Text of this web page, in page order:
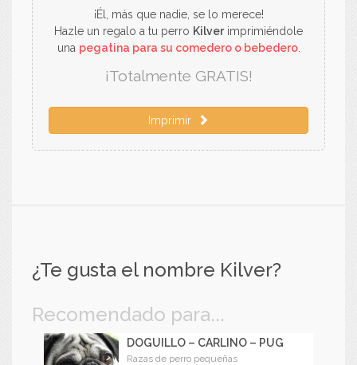
¡Él, más que nadie, se lo merece!
Hazle un regalo a tu perro Kilverimprimiéndole
una pegatina para su comedero o bebedero.
¡Totalmente GRATIS!
Imprimir
¿Te gusta el nombre Kilver?
Recomendado para...
DOGUILLO – CARLINO – PUG
Razas de perro pequeñas